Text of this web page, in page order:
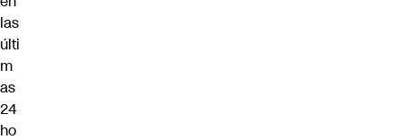
las
últi
m
as
24
ho